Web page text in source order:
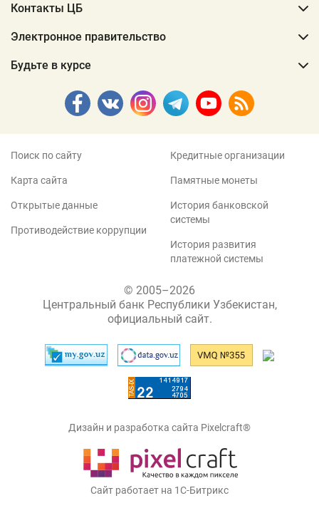
Контакты ЦБ
Электронное правительство
Будьте в курсе
Поиск по сайту
Карта сайта
Открытые данные
Противодействие коррупции
Кредитные организации
Памятные монеты
История банковской
системы
История развития
платежной системы
© 2005–2026
Центральный банк Республики Узбекистан,
официальный сайт.
Дизайн и разработка сайта Pixelcraft®
Сайт работает на 1C-Битрикс